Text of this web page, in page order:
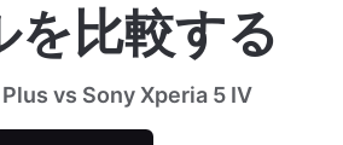
を比較する
vs Sony Xperia 5 IV